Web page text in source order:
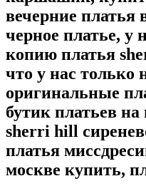
вечерние платья
черное платье, у
копию платья
что у нас только
оригинальные
бутик платьев
sherri hill
платья
москве купить,